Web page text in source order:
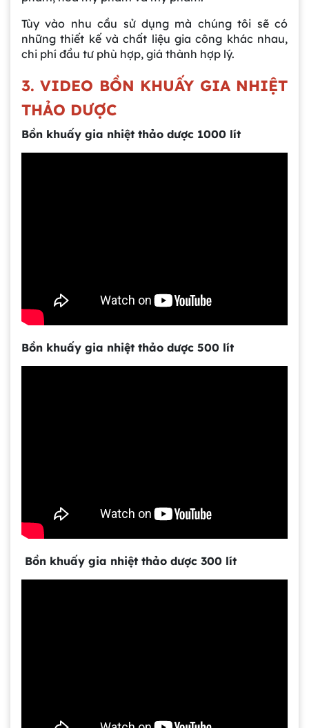
Tùy vào nhu cầu sử dụng mà chúng tôi sẽ có
những thiết kế và chất liệu gia công khác nhau,
chi phí đầu tư phù hợp, giá thành hợp lý.
3. VIDEO BỒN KHUẤY GIA NHIỆT
THẢO DƯỢC
Bồn khuấy gia nhiệt thảo dược 1000 lít
Bồn khuấy gia nhiệt thảo dược 500 lít
Bồn khuấy gia nhiệt thảo dược 300 lít
Gia công bồn khuấy, silo chứa nguyên liệu